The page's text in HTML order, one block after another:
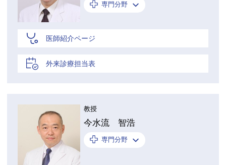
専門分野
医師紹介ページ
外来診療担当表
教授
今水流 智浩
専門分野